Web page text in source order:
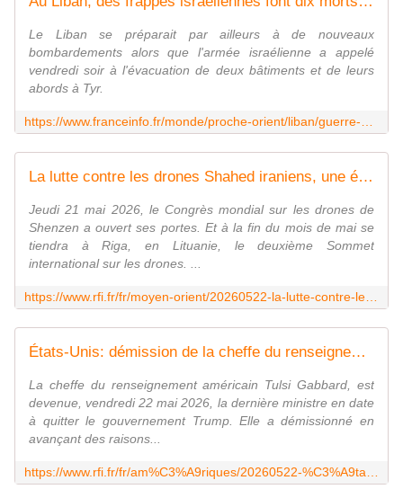
Le Liban se préparait par ailleurs à de nouveaux
bombardements alors que l'armée israélienne a appelé
vendredi soir à l'évacuation de deux bâtiments et de leurs
abords à Tyr.
La lutte contre les drones Shahed iraniens, une équation compliquée
Jeudi 21 mai 2026, le Congrès mondial sur les drones de
Shenzen a ouvert ses portes. Et à la fin du mois de mai se
tiendra à Riga, en Lituanie, le deuxième Sommet
international sur les drones. ...
États-Unis: démission de la cheffe du renseignement Tulsi Gabbard, nouveau départ dans l'administration Trump
La cheffe du renseignement américain Tulsi Gabbard, est
devenue, vendredi 22 mai 2026, la dernière ministre en date
à quitter le gouvernement Trump. Elle a démissionné en
avançant des raisons...